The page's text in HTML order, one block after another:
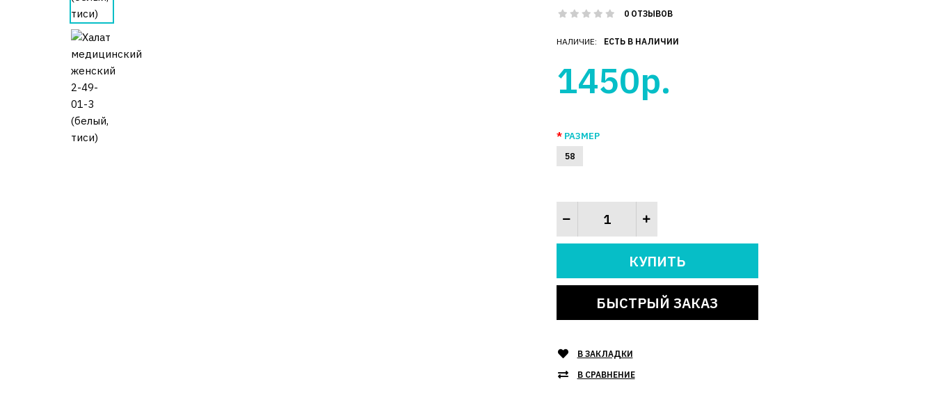
0 ОТЗЫВОВ
НАЛИЧИЕ: ЕСТЬ В НАЛИЧИИ
1450р.
РАЗМЕР
58
БЫСТРЫЙ ЗАКАЗ
В ЗАКЛАДКИ
В СРАВНЕНИЕ